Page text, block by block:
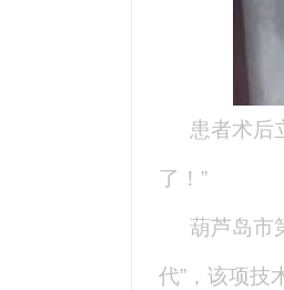
患者术后
了！”
葫芦岛市
代”，该项技